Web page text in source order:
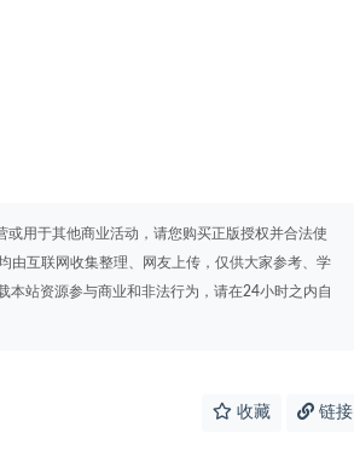
用于其他商业活动，请您购买正版授权并合法使
由互联网收集整理、网友上传，仅供大家参考、学
本站资源参与商业和非法行为，请在24小时之内自
收藏 链接